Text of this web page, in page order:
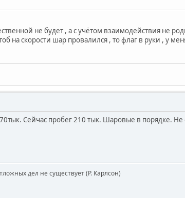
не будет , а с учётом взаимодействия не
на скорости шар провалился , то флаг в руки , у
Сейчас пробег 210 тык. Шаровые в порядке.
дел не существует (Р. Карлсон)